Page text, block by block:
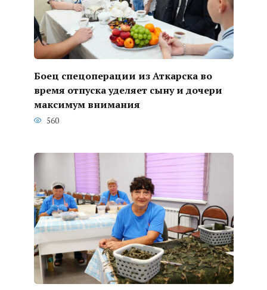
Боец спецоперации из Аткарска во
время отпуска уделяет сыну и дочери
максимум внимания
560